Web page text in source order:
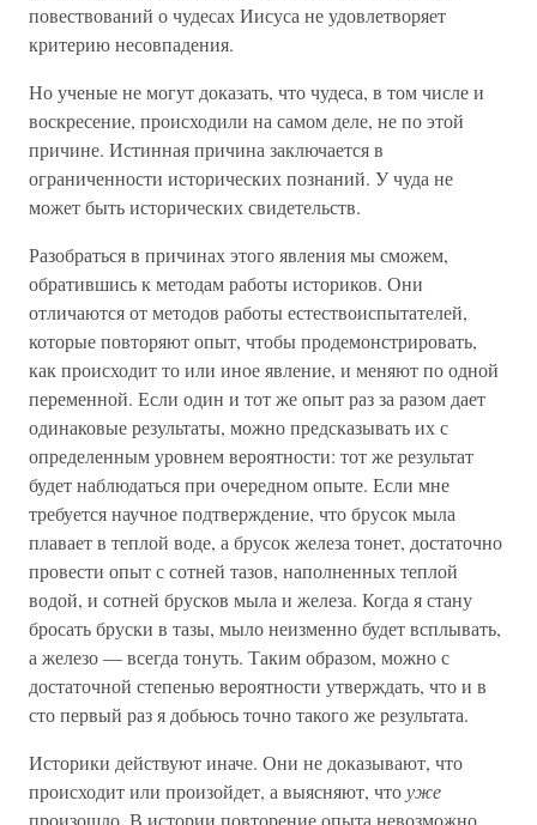
повествований о чудесах Иисуса не удовлетворяет
критерию несовпадения.
Но ученые не могут доказать, что чудеса, в том числе и
воскресение, происходили на самом деле, не по этой
причине. Истинная причина заключается в
ограниченности исторических познаний. У чуда не
может быть исторических свидетельств.
Разобраться в причинах этого явления мы сможем,
обратившись к методам работы историков. Они
отличаются от методов работы естествоиспытателей,
которые повторяют опыт, чтобы продемонстрировать,
как происходит то или иное явление, и меняют по одной
переменной. Если один и тот же опыт раз за разом дает
одинаковые результаты, можно предсказывать их с
определенным уровнем вероятности: тот же результат
будет наблюдаться при очередном опыте. Если мне
требуется научное подтверждение, что брусок мыла
плавает в теплой воде, а брусок железа тонет, достаточно
провести опыт с сотней тазов, наполненных теплой
водой, и сотней брусков мыла и железа. Когда я стану
бросать бруски в тазы, мыло неизменно будет всплывать,
а железо — всегда тонуть. Таким образом, можно с
достаточной степенью вероятности утверждать, что и в
сто первый раз я добьюсь точно такого же результата.
Историки действуют иначе. Они не доказывают, что
происходит или произойдет, а выясняют, чтоуже
произошло. В истории повторение опыта невозможно.